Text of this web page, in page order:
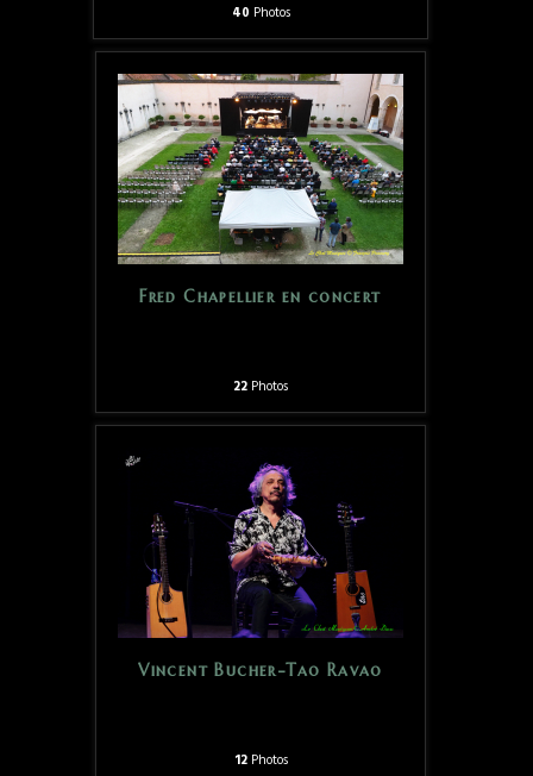
40 Photos
Fred Chapellier en concert
22 Photos
Vincent Bucher-Tao Ravao
12Photos